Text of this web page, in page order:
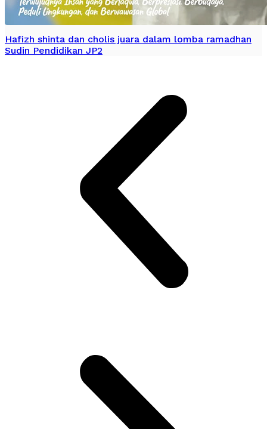
Hafizh shinta dan cholis juara dalam lomba ramadhan
Sudin Pendidikan JP2